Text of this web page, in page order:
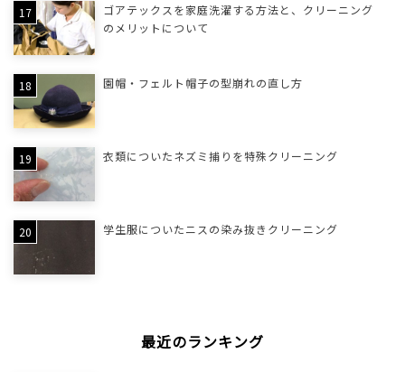
ゴアテックスを家庭洗濯する方法と、クリーニング
のメリットについて
園帽・フェルト帽子の型崩れの直し方
衣類についたネズミ捕りを特殊クリーニング
学生服についたニスの染み抜きクリーニング
最近のランキング